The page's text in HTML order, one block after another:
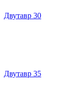
Двутавр 30
Двутавр 35